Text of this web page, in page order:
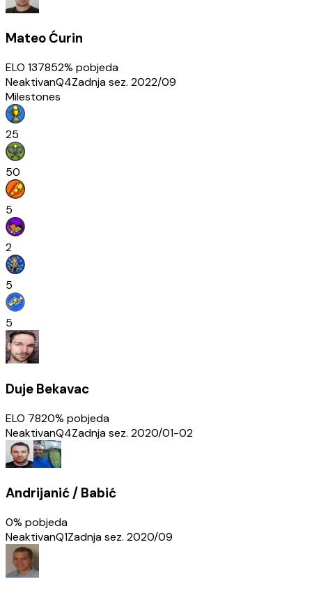
Mateo Ćurin
ELO 137852% pobjeda
NeaktivanQ4Zadnja sez. 2022/09
Milestones
25
50
5
2
5
5
Duje Bekavac
ELO 7820% pobjeda
NeaktivanQ4Zadnja sez. 2020/01-02
Andrijanić / Babić
0% pobjeda
NeaktivanQ1Zadnja sez. 2020/09